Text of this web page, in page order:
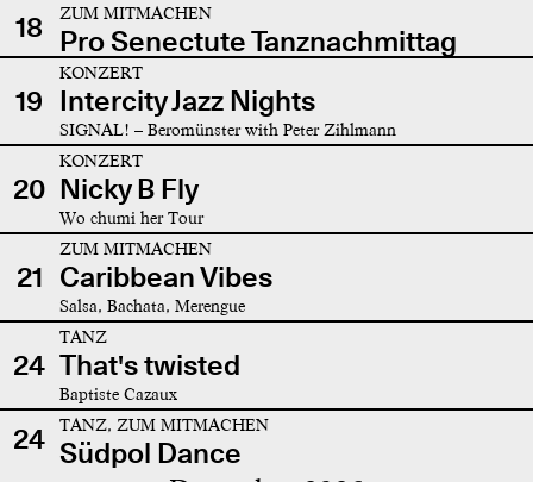
18 ZUM MITMACHEN
Pro Senectute Tanznachmittag
19
KONZERT
Intercity Jazz Nights
SIGNAL! – Beromünster with Peter Zihlmann
20
KONZERT
Nicky B Fly
Wo chumi her Tour
21
ZUM MITMACHEN
Caribbean Vibes
Salsa, Bachata, Merengue
24
TANZ
That's twisted
Baptiste Cazaux
24 TANZ, ZUM MITMACHEN
Südpol Dance